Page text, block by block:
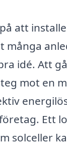
att
många
idé. Att
mot en
Ett
solceller